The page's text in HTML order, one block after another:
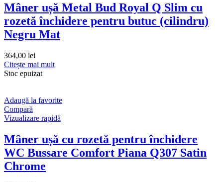
Mâner ușă Metal Bud Royal Q Slim cu
rozetă închidere pentru butuc (cilindru)
Negru Mat
364,00 lei
Citește mai mult
Stoc epuizat
Adaugă la favorite
Compară
Vizualizare rapidă
Mâner ușă cu rozetă pentru închidere
WC Bussare Comfort Piana Q307 Satin
Chrome